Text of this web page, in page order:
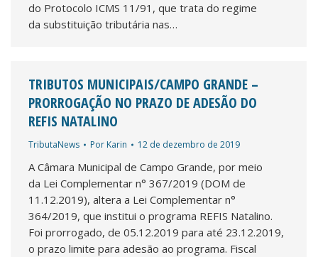
do Protocolo ICMS 11/91, que trata do regime
da substituição tributária nas…
TRIBUTOS MUNICIPAIS/CAMPO GRANDE –
PRORROGAÇÃO NO PRAZO DE ADESÃO DO
REFIS NATALINO
TributaNews Por Karin 12 de dezembro de 2019
A Câmara Municipal de Campo Grande, por meio
da Lei Complementar n° 367/2019 (DOM de
11.12.2019), altera a Lei Complementar n°
364/2019, que institui o programa REFIS Natalino.
Foi prorrogado, de 05.12.2019 para até 23.12.2019,
o prazo limite para adesão ao programa. Fiscal